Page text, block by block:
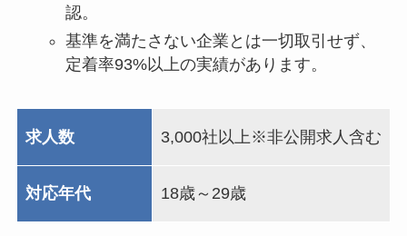
認。
基準を満たさない企業とは一切取引せず、
定着率93%以上の実績があります。
求人数 3,000社以上※非公開求人含む
対応年代 18歳～29歳